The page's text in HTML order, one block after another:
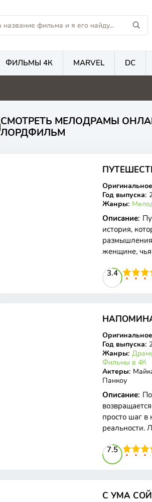
ФИЛЬМЫ 4К MARVEL DC
СМОТРЕТЬ МЕЛОДРАМЫ
ЛОРДФИЛЬМ
Год выпуска:
Жанры:
Описание:
история,
женщине,
3.4
4 5 6 7 8 9
Год выпуска:
Жанры:
Фильмы в 4К
Актеры:
Панкоу
Описание:
просто шаг
реальности.
7.5
4 5 6 7 8 9
С УМА